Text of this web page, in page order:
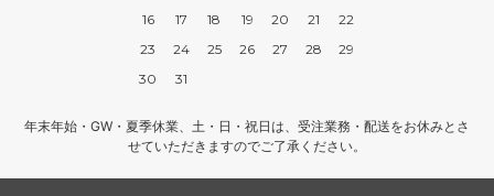
16
17 18 19 20 21
22
23
24 25 26 27 28
29
30
31
年末年始・GW・夏季休業、土・日・祝日は、受注業務・配送をお休みとさ
せていただきますのでご了承ください。